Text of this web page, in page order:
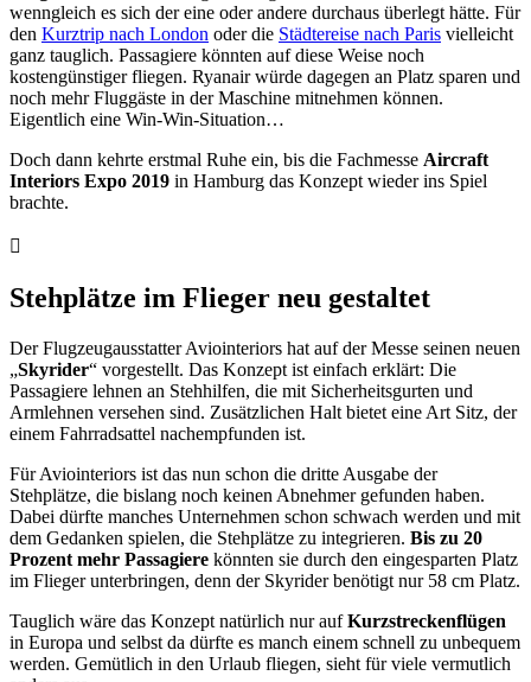
wenngleich es sich der eine oder andere durchaus überlegt hätte. Für
den Kurztrip nach London oder die Städtereise nach Paris vielleicht
ganz tauglich. Passagiere könnten auf diese Weise noch
kostengünstiger fliegen. Ryanair würde dagegen an Platz sparen und
noch mehr Fluggäste in der Maschine mitnehmen können.
Eigentlich eine Win-Win-Situation…
Doch dann kehrte erstmal Ruhe ein, bis die Fachmesse Aircraft
Interiors Expo 2019 in Hamburg das Konzept wieder ins Spiel
brachte.
Stehplätze im Flieger neu gestaltet
Der Flugzeugausstatter Aviointeriors hat auf der Messe seinen neuen
„Skyrider“ vorgestellt. Das Konzept ist einfach erklärt: Die
Passagiere lehnen an Stehhilfen, die mit Sicherheitsgurten und
Armlehnen versehen sind. Zusätzlichen Halt bietet eine Art Sitz, der
einem Fahrradsattel nachempfunden ist.
Für Aviointeriors ist das nun schon die dritte Ausgabe der
Stehplätze, die bislang noch keinen Abnehmer gefunden haben.
Dabei dürfte manches Unternehmen schon schwach werden und mit
dem Gedanken spielen, die Stehplätze zu integrieren. Bis zu 20
Prozent mehr Passagiere könnten sie durch den eingesparten Platz
im Flieger unterbringen, denn der Skyrider benötigt nur 58 cm Platz.
Tauglich wäre das Konzept natürlich nur aufKurzstreckenflügen
in Europa und selbst da dürfte es manch einem schnell zu unbequem
werden. Gemütlich in den Urlaub fliegen, sieht für viele vermutlich